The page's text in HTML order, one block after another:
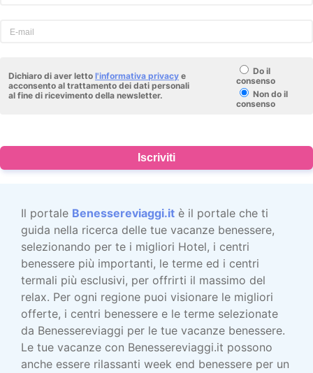
Dichiaro di aver letto l'informativa privacy e
acconsento al trattamento dei dati personali
al fine di ricevimento della newsletter.
Do il
consenso
Non do il
consenso
Iscriviti
Il portale Benessereviaggi.it è il portale che ti
guida nella ricerca delle tue vacanze benessere,
selezionando per te i migliori Hotel, i centri
benessere più importanti, le terme ed i centri
termali più esclusivi, per offrirti il massimo del
relax. Per ogni regione puoi visionare le migliori
offerte, i centri benessere e le terme selezionate
da Benessereviaggi per le tue vacanze benessere.
Le tue vacanze con Benessereviaggi.it possono
anche essere rilassanti week end benessere per un